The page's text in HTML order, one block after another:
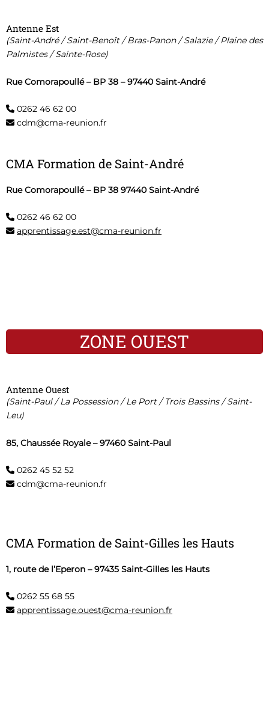
Antenne Est
(Saint-André / Saint-Benoît / Bras-Panon / Salazie / Plaine des
Palmistes / Sainte-Rose)
Rue Comorapoullé – BP 38 – 97440 Saint-André
0262 46 62 00
cdm@cma-reunion.fr
CMA Formation de Saint-André
Rue Comorapoullé – BP 38 97440 Saint-André
0262 46 62 00
apprentissage.est@cma-reunion.fr
ZONE OUEST
Antenne Ouest
(Saint-Paul / La Possession / Le Port / Trois Bassins / Saint-
Leu)
85, Chaussée Royale – 97460 Saint-Paul
0262 45 52 52
cdm@cma-reunion.fr
CMA Formation de Saint-Gilles les Hauts
1, route de l’Eperon – 97435 Saint-Gilles les Hauts
0262 55 68 55
apprentissage.ouest@cma-reunion.fr